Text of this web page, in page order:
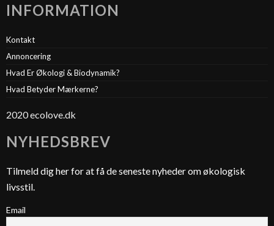
INFORMATION
Kontakt
Annoncering
Hvad Er Økologi & Biodynamik?
Hvad Betyder Mærkerne?
2020 ecolove.dk
NYHEDSBREV
Tilmeld dig her for at få de seneste nyheder om økologisk
livsstil.
Email